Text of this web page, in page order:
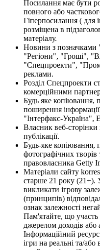
Посилання має бути
повного або
Гіперпосилання ( для
розміщена в
матеріалу.
Новини з позначками
"Регіони", "Гроші",
"Спецпроекти",
реклами.
Розділ Спецпроекти
комерційними
Будь яке копіювання,
поширення
"Інтерфакс-Україна",
Власник веб-сторінки
публікації.
Будь-яке копіювання,
фотографічних творів
правовласника Getty
Матеріали сайту
старше 21 року (21+).
викликати ігрову
(принципів)
ознак залежності
Пам'ятайте, що участь
джерелом доходів або
Інформаційний
ігри на реальні та/або